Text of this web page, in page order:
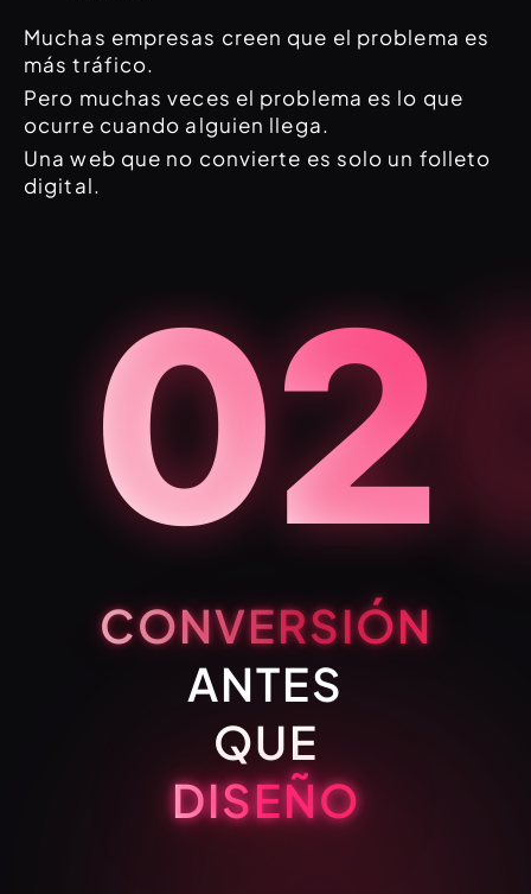
Muchas empresas creen que el problema es
más tráfico.
Pero muchas veces el problema es lo que
ocurre cuando alguien llega.
Una web que no convierte es solo un folleto
digital.
02
CONVERSIÓN
ANTES
QUE
DISEÑO